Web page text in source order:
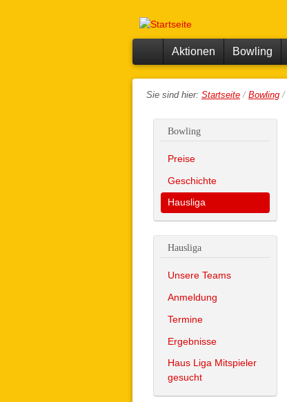
Bowling
Center
Billard,
Minigolf,
Restaurant,
Eventraum
Starts
Aktionen Bowling
Sie sind hier: Startseite / Bowling /
Bowling
Preise
Geschichte
Hausliga
Hausliga
Unsere Teams
Anmeldung
Termine
Ergebnisse
Haus Liga Mitspieler
gesucht